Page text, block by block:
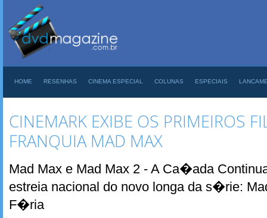
HOME RESENHAS CINEMA ESPECIAL COLUNAS ESPECIAIS
CINEMARK EXIBE OS PRIMEIROS
FRANQUIA MAD MAX
Mad Max e Mad Max 2 - A Ca�ada
estreia nacional do novo longa da s�rie:
F�ria